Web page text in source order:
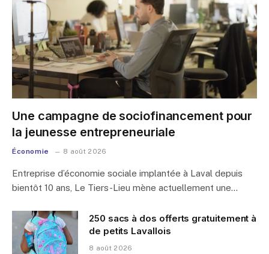
Une campagne de sociofinancement pour
la jeunesse entrepreneuriale
Économie 8 août 2026
Entreprise d’économie sociale implantée à Laval depuis
bientôt 10 ans, Le Tiers-Lieu mène actuellement une…
250 sacs à dos offerts gratuitement à
de petits Lavallois
8 août 2026